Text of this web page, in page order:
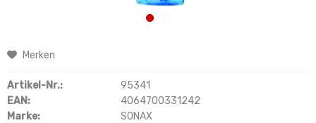
Merken
Artikel-Nr.:
95341
EAN:
4064700331242
Marke:
SONAX